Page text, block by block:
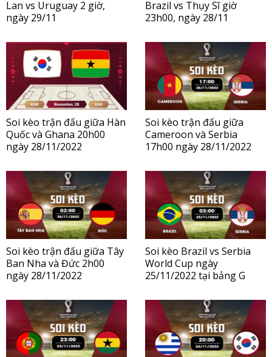
Lan vs Uruguay 2 giờ,
ngày 29/11
Brazil vs Thụy Sĩ giờ
23h00, ngày 28/11
Soi kèo trận đấu giữa Hàn
Quốc và Ghana 20h00
ngày 28/11/2022
Soi kèo trận đấu giữa
Cameroon và Serbia
17h00 ngày 28/11/2022
Soi kèo trận đấu giữa Tây
Ban Nha và Đức 2h00
ngày 28/11/2022
Soi kèo Brazil vs Serbia
World Cup ngày
25/11/2022 tại bảng G